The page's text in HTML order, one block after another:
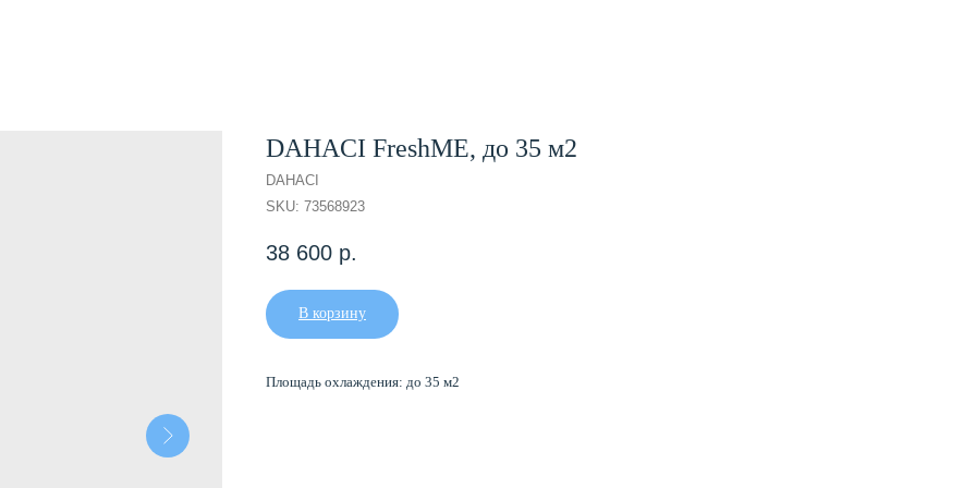
DAHACI FreshME, до 35 м2
DAHACI
SKU: 73568923
38 600 р.
В корзину
Площадь охлаждения: до 35 м2